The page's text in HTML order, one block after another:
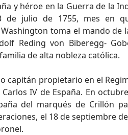
y héroe en la Guerra de la
de julio de 1755, mes en
toma el mando de
Reding von Biberegg-
de alta nobleza católica.
capitán propietario en el
IV de España. En
del marqués de Crillón
el 18 de septiembre